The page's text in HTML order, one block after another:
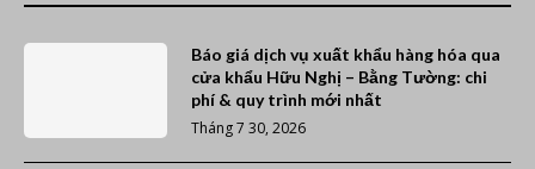
Báo giá dịch vụ xuất khẩu hàng hóa qua
cửa khẩu Hữu Nghị – Bằng Tường: chi
phí & quy trình mới nhất
Tháng 7 30, 2026